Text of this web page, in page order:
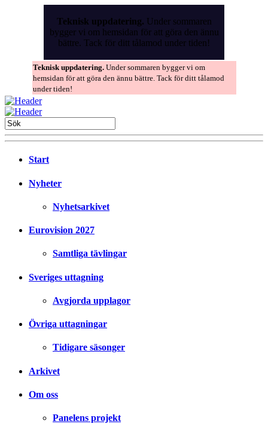
Teknisk uppdatering. Under sommaren
bygger vi om hemsidan för att göra den ännu
bättre. Tack för ditt tålamod under tiden!
Teknisk uppdatering. Under sommaren bygger vi om
hemsidan för att göra den ännu bättre. Tack för ditt tålamod
under tiden!
Start
Nyheter
Nyhetsarkivet
Eurovision 2027
Samtliga tävlingar
Sveriges uttagning
Avgjorda upplagor
Övriga uttagningar
Tidigare säsonger
Arkivet
Om oss
Panelens projekt